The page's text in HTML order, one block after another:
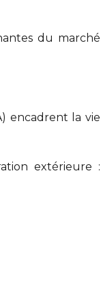
du marché
encadrent la vie
extérieure :